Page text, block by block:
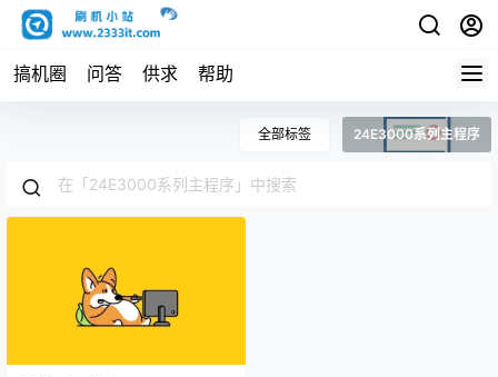
搞机圈 问答 供求 帮助
全部标签 24E3000系列主程序